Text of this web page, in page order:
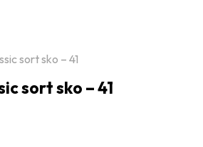
sort sko – 41
sort sko – 41